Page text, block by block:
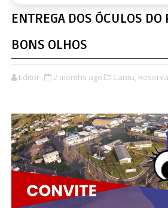
ENTREGA DOS ÓCULOS DO
BONS OLHOS
Editor 2 months ago Cantu,